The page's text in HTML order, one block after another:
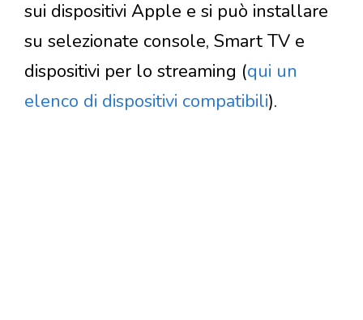
sui dispositivi Apple e si può installare
su selezionate console, Smart TV e
dispositivi per lo streaming (qui un
elenco di dispositivi compatibili).